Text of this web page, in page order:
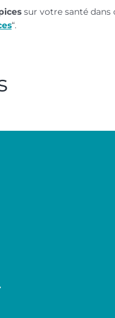
sur votre santé dans
“.